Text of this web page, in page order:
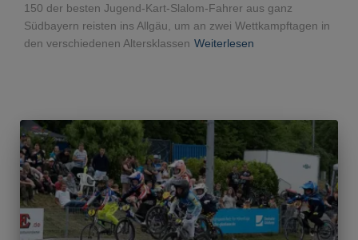
150 der besten Jugend-Kart-Slalom-Fahrer aus ganz
Südbayern reisten ins Allgäu, um an zwei Wettkampftagen in
den verschiedenen Altersklassen Weiterlesen